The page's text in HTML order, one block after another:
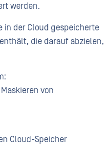
werden.
in der Cloud gespeicherte
die darauf abzielen,
von
Cloud-Speicher